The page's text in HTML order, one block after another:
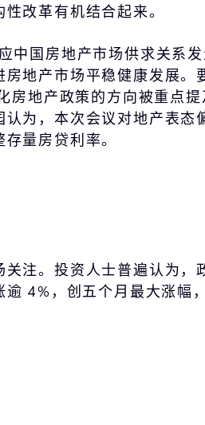
改革有机结合起来。
国房地产市场供求关系
地产市场平稳健康发展
地产政策的方向被重点
为，本次会议对地产表态
量房贷利率。
注。投资人士普遍认为
4%，创五个月最大涨幅